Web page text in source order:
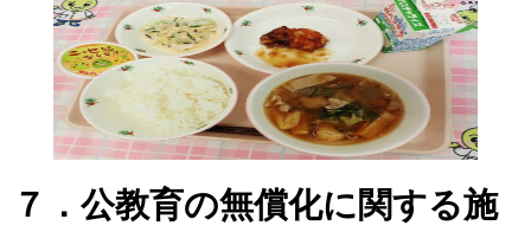
７．公教育の無償化に関する施